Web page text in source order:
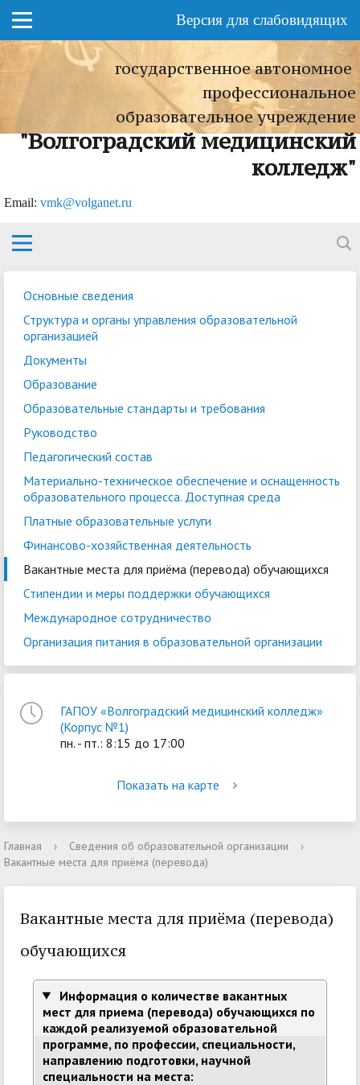
Версия для слабовидящих
государственное автономное
профессиональное
образовательное учреждение
"Волгоградский медицинский
колледж"
Еmail: vmk@volganet.ru
Основные сведения
Структура и органы управления образовательной
организацией
Документы
Образование
Образовательные стандарты и требования
Руководство
Педагогический состав
Материально-техническое обеспечение и оснащенность
образовательного процесса. Доступная среда
Платные образовательные услуги
Финансово-хозяйственная деятельность
Вакантные места для приёма (перевода) обучающихся
Стипендии и меры поддержки обучающихся
Международное сотрудничество
Организация питания в образовательной организации
ГАПОУ «Волгоградский медицинский колледж»
(Корпус №1)
пн. - пт.: 8:15 до 17:00
Показать на карте
Главная › Сведения об образовательной организации
›
Вакантные места для приёма (перевода)
Вакантные места для приёма (перевода)
обучающихся
Информация о количестве вакантных
мест для приема (перевода) обучающихся по
каждой реализуемой образовательной
программе, по профессии, специальности,
направлению подготовки, научной
специальности на места: